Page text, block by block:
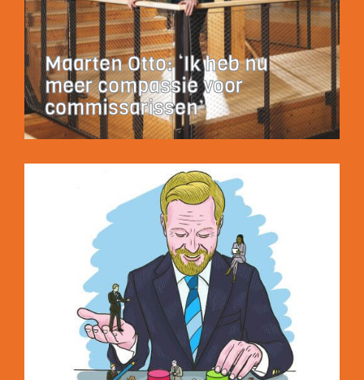
Maarten Otto: ‘Ik heb nu
meer compassie voor
commissarissen’